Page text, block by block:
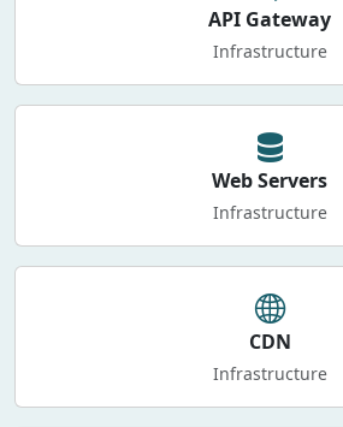
API Gateway
Infrastructure
Web Servers
Infrastructure
CDN
Infrastructure